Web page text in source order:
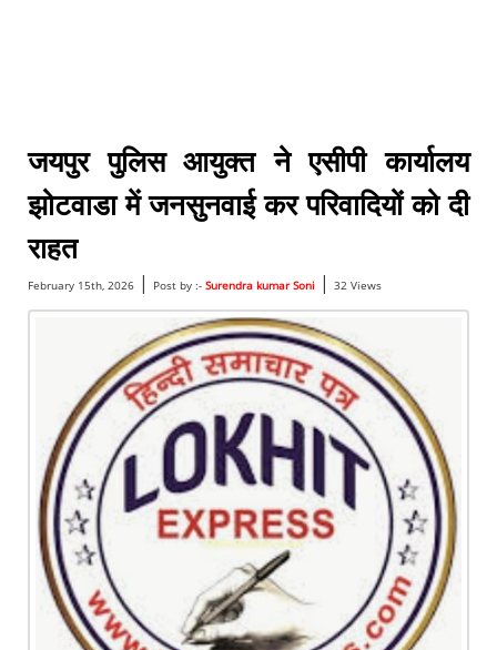
जयपुर पुलिस आयुक्त ने एसीपी कार्यालय
झोटवाडा में जनसुनवाई कर परिवादियों को दी
राहत
February 15th, 2026| Post by :- Surendra kumar Soni | 32 Views